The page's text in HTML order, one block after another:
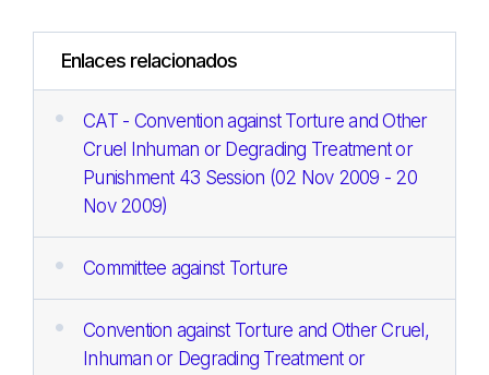
Enlaces relacionados
CAT - Convention against Torture and Other
Cruel Inhuman or Degrading Treatment or
Punishment 43 Session (02 Nov 2009 - 20
Nov 2009)
Committee against Torture
Convention against Torture and Other Cruel,
Inhuman or Degrading Treatment or